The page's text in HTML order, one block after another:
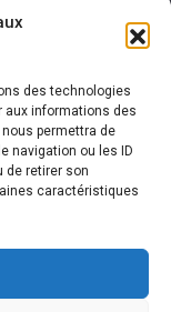
des technologies
informations des
permettra de
navigation ou les ID
de retirer son
caractéristiques